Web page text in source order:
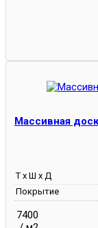
Массивная
Т х Ш х Д
Покрытие
7400